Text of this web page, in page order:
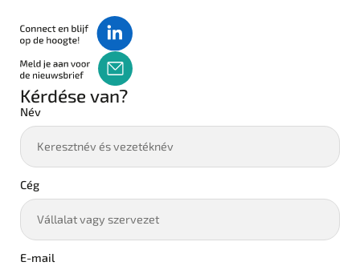
Kérdése van?
Név
Cég
E-mail